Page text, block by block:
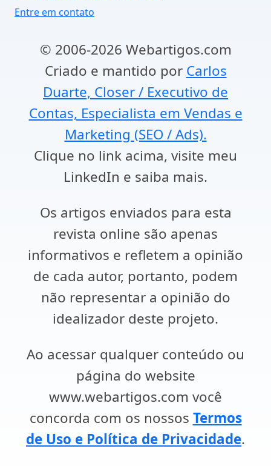
Entre em contato
© 2006-2026 Webartigos.com
Criado e mantido por Carlos
Duarte, Closer / Executivo de
Contas, Especialista em Vendas e
Marketing (SEO / Ads).
Clique no link acima, visite meu
LinkedIn e saiba mais.
Os artigos enviados para esta
revista online são apenas
informativos e refletem a opinião
de cada autor, portanto, podem
não representar a opinião do
idealizador deste projeto.
Ao acessar qualquer conteúdo ou
página do website
www.webartigos.com você
concorda com os nossos Termos
de Uso e Política de Privacidade.